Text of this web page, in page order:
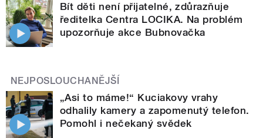
Bít děti není přijatelné, zdůrazňuje
ředitelka Centra LOCIKA. Na problém
upozorňuje akce Bubnovačka
NEJPOSLOUCHANĚJŠÍ
„Asi to máme!“ Kuciakovy vrahy
odhalily kamery a zapomenutý telefon.
Pomohl i nečekaný svědek